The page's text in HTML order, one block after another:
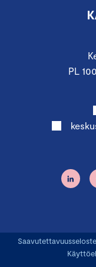
PL
Saavutettavuusseloste